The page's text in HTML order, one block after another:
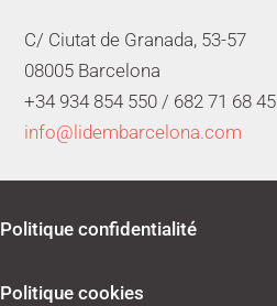
C/ Ciutat de Granada, 53-57
08005 Barcelona
+34 934 854 550 / 682 71 68 45
info@lidembarcelona.com
Politique confidentialité
Politique cookies